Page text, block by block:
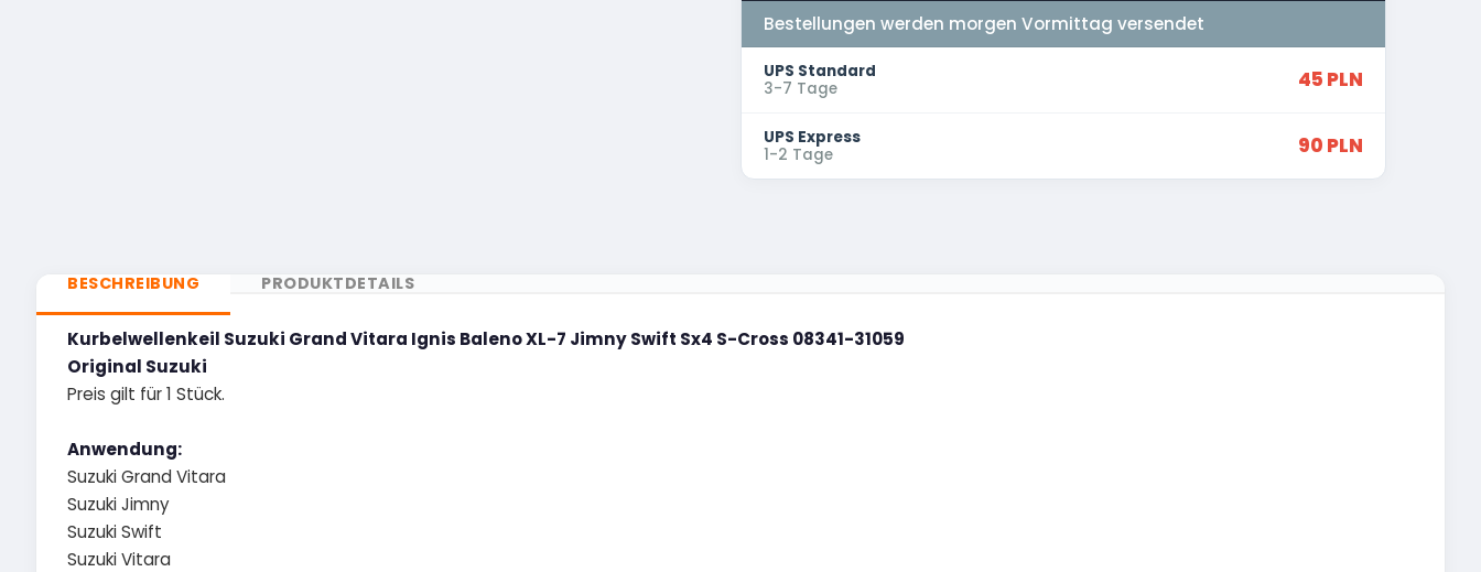
Bestellungen werden morgen Vormittag versendet
UPS Standard
3-7 Tage
45 PLN
UPS Express
1-2 Tage
90 PLN
BESCHREIBUNG PRODUKTDETAILS
Kurbelwellenkeil Suzuki Grand Vitara Ignis Baleno XL-7 Jimny Swift Sx4 S-Cross 08341-31059
Original Suzuki
Preis gilt für 1 Stück.
Anwendung:
Suzuki Grand Vitara
Suzuki Jimny
Suzuki Swift
Suzuki Vitara